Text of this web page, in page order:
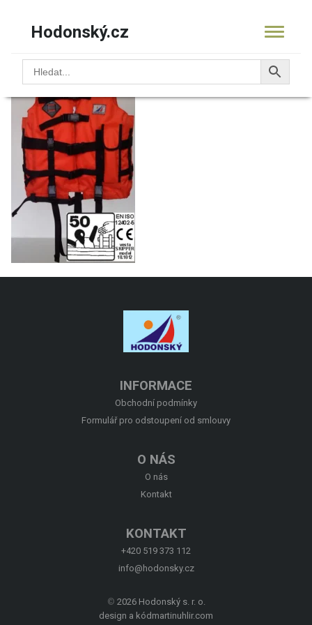
Hodonský.cz
10.1012-vesta SKIPPER-11
INFORMACE
Obchodní podmínky
Formulář pro odstoupení od smlouvy
O NÁS
O nás
Kontakt
KONTAKT
+420 519 373 112
info@hodonsky.cz
© 2026 Hodonský s. r. o.
design a kód martinuhlir.com